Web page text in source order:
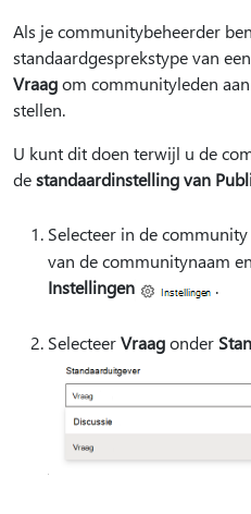
Als je communitybeheerder
standaardgesprekstype van
Vraagom communityleden
stellen.
U kunt dit doen terwijl u de
destandaardinstelling van
Selecteer in de community
van de communitynaam
Instellingen
.
SelecteerVraagonder